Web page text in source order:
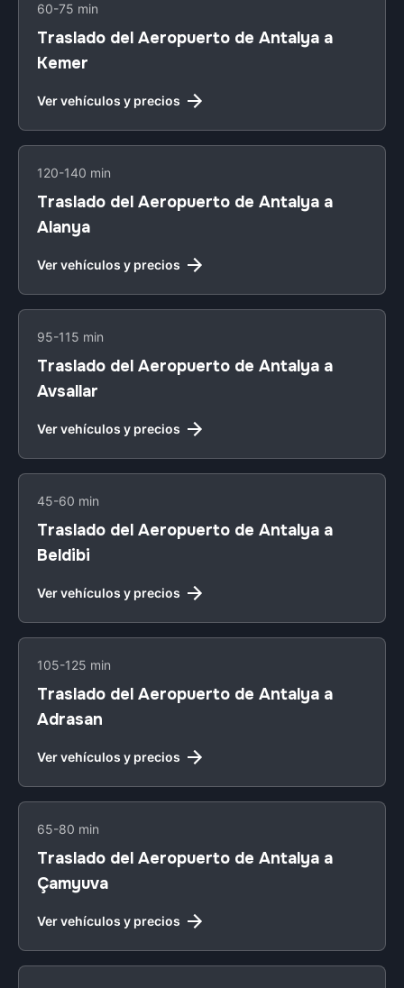
60-75 min
Traslado del Aeropuerto de Antalya a
Kemer
Ver vehículos y precios
120-140 min
Traslado del Aeropuerto de Antalya a
Alanya
Ver vehículos y precios
95-115 min
Traslado del Aeropuerto de Antalya a
Avsallar
Ver vehículos y precios
45-60 min
Traslado del Aeropuerto de Antalya a
Beldibi
Ver vehículos y precios
105-125 min
Traslado del Aeropuerto de Antalya a
Adrasan
Ver vehículos y precios
65-80 min
Traslado del Aeropuerto de Antalya a
Çamyuva
Ver vehículos y precios